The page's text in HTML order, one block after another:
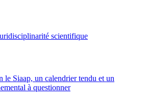
scientifique